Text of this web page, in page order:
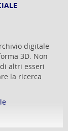
digitale
3D. Non
altri esseri
la ricerca